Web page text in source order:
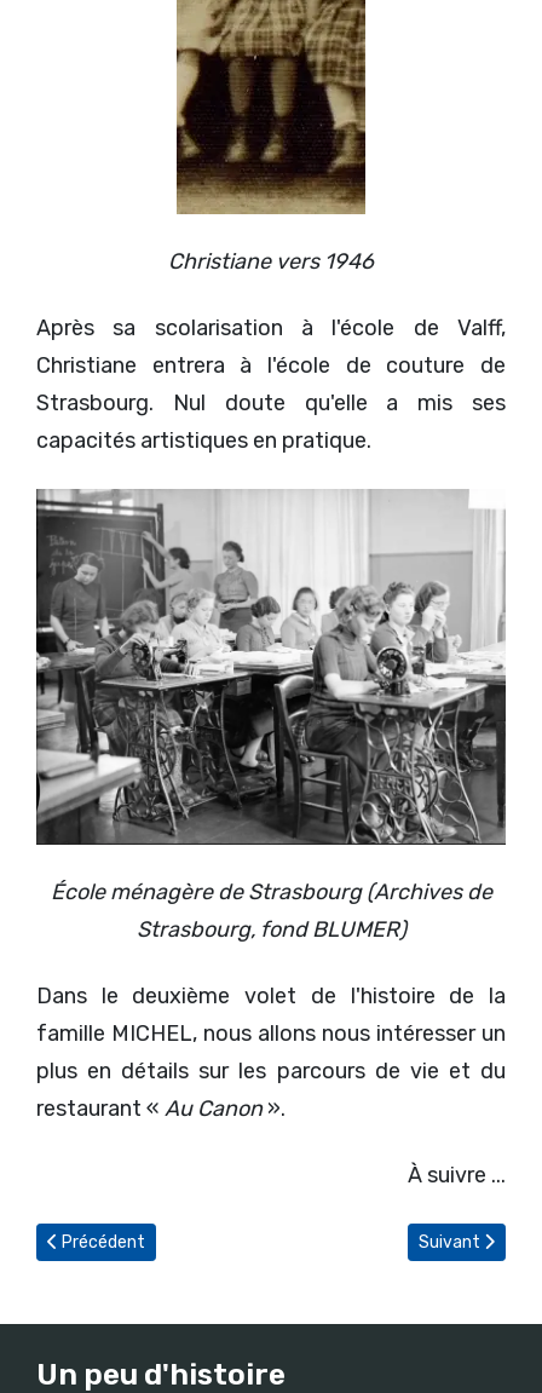
Christiane vers 1946
Après sa scolarisation à l'école de Valff,
Christiane entrera à l'école de couture de
Strasbourg. Nul doute qu'elle a mis ses
capacités artistiques en pratique.
École ménagère de Strasbourg (Archives de
Strasbourg, fond BLUMER)
Dans le deuxième volet de l'histoire de la
famille MICHEL, nous allons nous intéresser un
plus en détails sur les parcours de vie et du
restaurant « Au Canon».
À suivre ...
Article précédent : Les Valfer et l'enfant abandonné Marie
Précédent Article suivant :
Suivant
Un peu d'histoire